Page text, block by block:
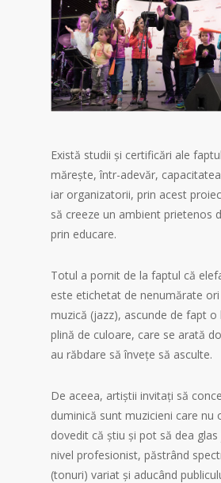
Există studii și certificări ale
mărește, într-adevăr,
iar organizatorii, prin acest
să creeze un ambient prietenos
prin educare.
Totul a pornit de la faptul că
este etichetat de nenumărate
muzică (jazz), ascunde de fapt
plină de culoare, care se arată
au răbdare să învețe să asculte.
De aceea, artiștii invitați să
duminică sunt muzicieni care nu
dovedit că știu și pot să dea glas
nivel profesionist, păstrând
(tonuri) variat și aducând